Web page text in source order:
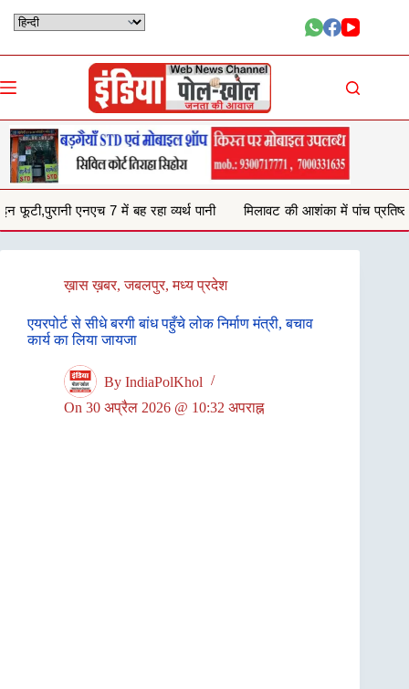
व्यर्थ पानी मिलावट की आशंका में पांच प्रतिष्ठानों से जब्त किया 132 किलो
ख़ास ख़बर,जबलपुर,मध्य प्रदेश
एयरपोर्ट से सीधे बरगी बांध पहुँचे लोक निर्माण मंत्री, बचाव
कार्य का लिया जायजा
By IndiaPolKhol
On 30 अप्रैल 2026 @ 10:32 अपराह्न